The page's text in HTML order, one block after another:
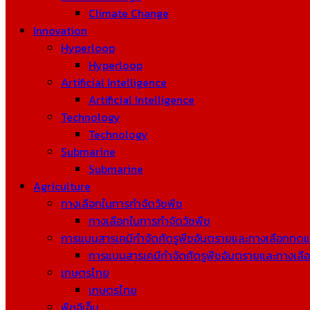
Climate Change
Innovation
Hyperloop
Hyperloop
Artificial Intelligence
Artificial Intelligence
Technology
Technology
Submarine
Submarine
Agriculture
ทางเลือกในการกำจัดวัชพืช
ทางเลือกในการกำจัดวัชพืช
การแบนสารเคมีกำจัดศัตรูพืชอันตรายและทางเลือกทด
การแบนสารเคมีกำจัดศัตรูพืชอันตรายและทางเ
เกษตรไทย
เกษตรไทย